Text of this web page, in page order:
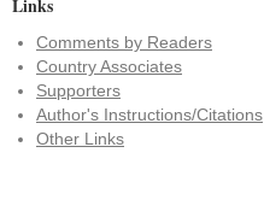
Comments by Readers
Country Associates
Supporters
Author's Instructions/Citations
Other Links